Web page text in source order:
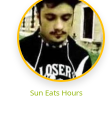
Sun Eats Hours